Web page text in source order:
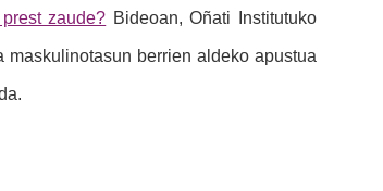
zaude? Bideoan, Oñati Institutuko
berrien aldeko apustua